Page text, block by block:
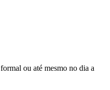
ou até mesmo no dia a